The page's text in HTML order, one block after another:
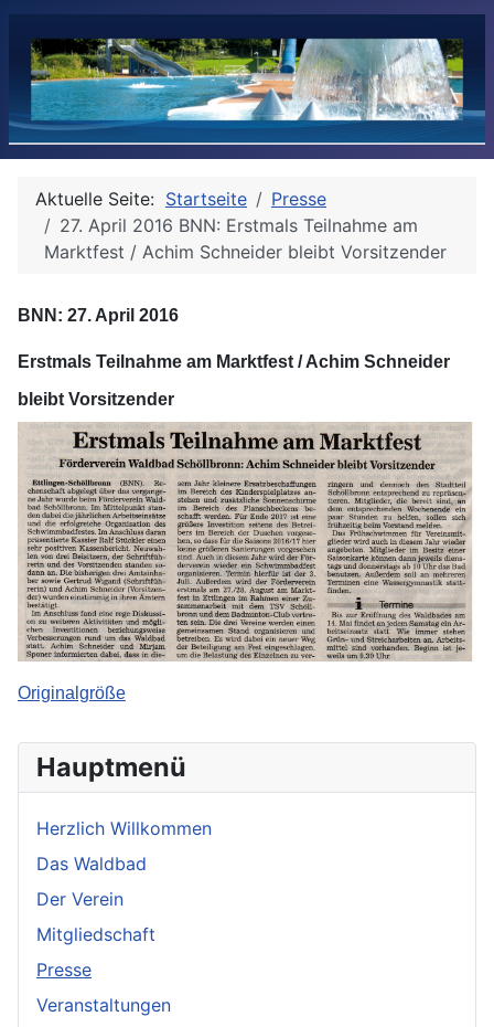
Hauptmenü
Herzlich Willkommen
Das Waldbad
Der Verein
Mitgliedschaft
Presse
Veranstaltungen
Aktuelle Seite: Startseite
Presse
27. April 2016 BNN: Erstmals Teilnahme am
Marktfest / Achim Schneider bleibt Vorsitzender
BNN: 27. April 2016
Erstmals Teilnahme am Marktfest / Achim Schneider
bleibt Vorsitzender
Originalgröße